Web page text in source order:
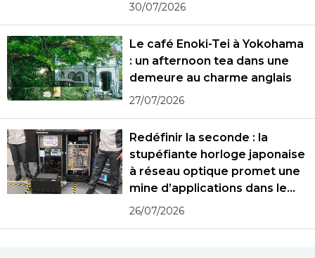
30/07/2026
Le café Enoki-Tei à Yokohama
: un afternoon tea dans une
demeure au charme anglais
27/07/2026
Redéfinir la seconde : la
stupéfiante horloge japonaise
à réseau optique promet une
mine d’applications dans le
monde réel
26/07/2026